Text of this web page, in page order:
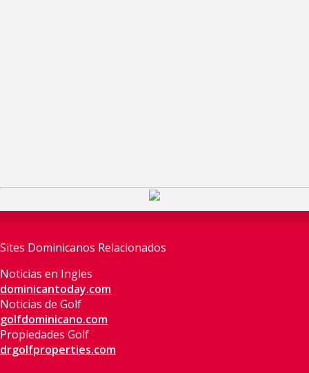
Sites Dominicanos Relacionados
Noticias en Ingles
dominicantoday.com
Noticias de Golf
golfdominicano.com
Propiedades Golf
drgolfproperties.com